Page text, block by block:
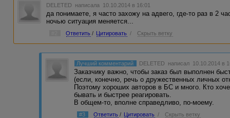
DELETED написала 10.10.2014 в 16:01
да понимаете, я часто захожу на адвего, где-то раз в 2
ночью ситуация меняется...
Ответить / Цитировать / Скрыть ветку
Лучший комментарий DELETED написал 10.10.2014 в
Заказчику важно, чтобы заказ был выполнен
(если, конечно, речь о дружественных личных
Поэтому хороших авторов в БС и много. Кто
бывать и быстрее реагировать.
В общем-то, вполне справедливо, по-моему.
#3 Ответить / Цитировать / Скрыть ветку